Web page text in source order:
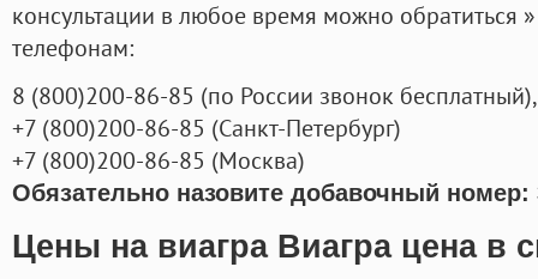
консультации в любое время можно обратиться
телефонам:
8 (800)200-86-85 (по России звонок бесплатный),
+7 (800)200-86-85 (Санкт-Петербург)
+7 (800)200-86-85 (Москва)
Обязательно назовите добавочный номер:
Цены на виагра Виагра цена в